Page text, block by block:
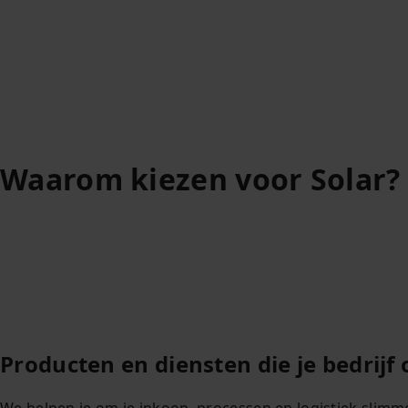
Waarom kiezen voor Solar?
Producten en diensten die je bedrijf